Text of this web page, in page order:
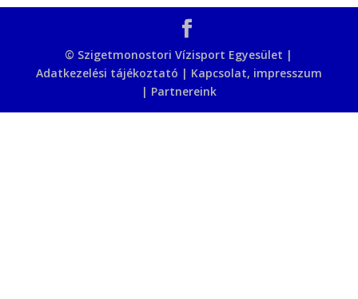
© Szigetmonostori Vízisport Egyesület |
Adatkezelési tájékoztató | Kapcsolat, impresszum
| Partnereink